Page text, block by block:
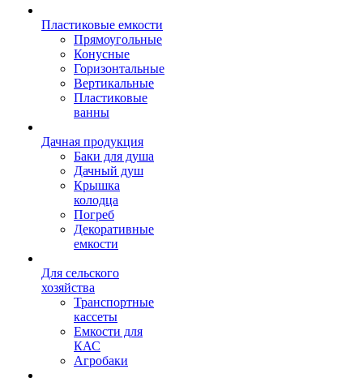
Пластиковые емкости
Прямоугольные
Конусные
Горизонтальные
Вертикальные
Пластиковые
ванны
Дачная продукция
Баки для душа
Дачный душ
Крышка
колодца
Погреб
Декоративные
емкости
Для сельского
хозяйства
Транспортные
кассеты
Емкости для
КАС
Агробаки